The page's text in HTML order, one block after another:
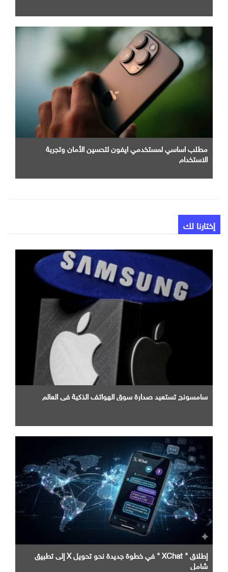
مطلب اساسي لمستخدمي ايفون لتحسين الأمان وتجربة
الاستخدام
إختارنا لك
سامسونج تستعيد صدارة سوق الهواتف الذكية في العالم
إطلاق " XChat " في خطوة جديدة نحو تحويل X إلى تطبيق
شامل